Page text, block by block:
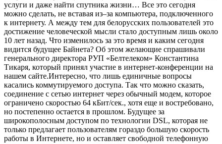
услуги и даже найти спутника жизни… Все это сегодня
можно сделать, не вставая из–за компьютера, подключенного
к интернету. А между тем для белорусских пользователей это
достижение человеческой мысли стало доступным лишь около
10 лет назад. Что изменилось за это время и каким сегодня
видится будущее Байнета? Об этом желающие спрашивали
генерального директора РУП «Белтелеком» Константина
Тикаря, который принял участие в интернет-конференции на
нашем сайте.Интересно, что лишь единичные вопросы
касались коммутируемого доступа. Так что можно сказать,
соединение с сетью интернет через обычный модем, которое
ограничено скоростью 64 кБит/сек., хотя еще и востребовано,
но постепенно остается в прошлом. Будущее за
широкополосным доступом по технологии DSL, которая не
только предлагает пользователям гораздо большую скорость
работы в Интернете, но и оставляет свободной телефонную